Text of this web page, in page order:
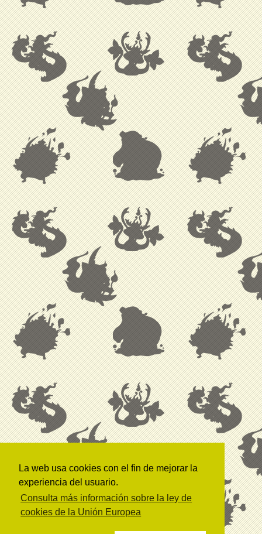
La web usa cookies con el fin de mejorar la
experiencia del usuario.
Consulta más información sobre la ley de
cookies de la Unión Europea